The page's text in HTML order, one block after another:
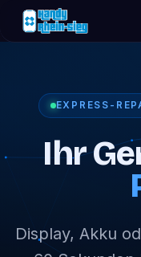
EXPRESS-
Ihr
Display, Akku